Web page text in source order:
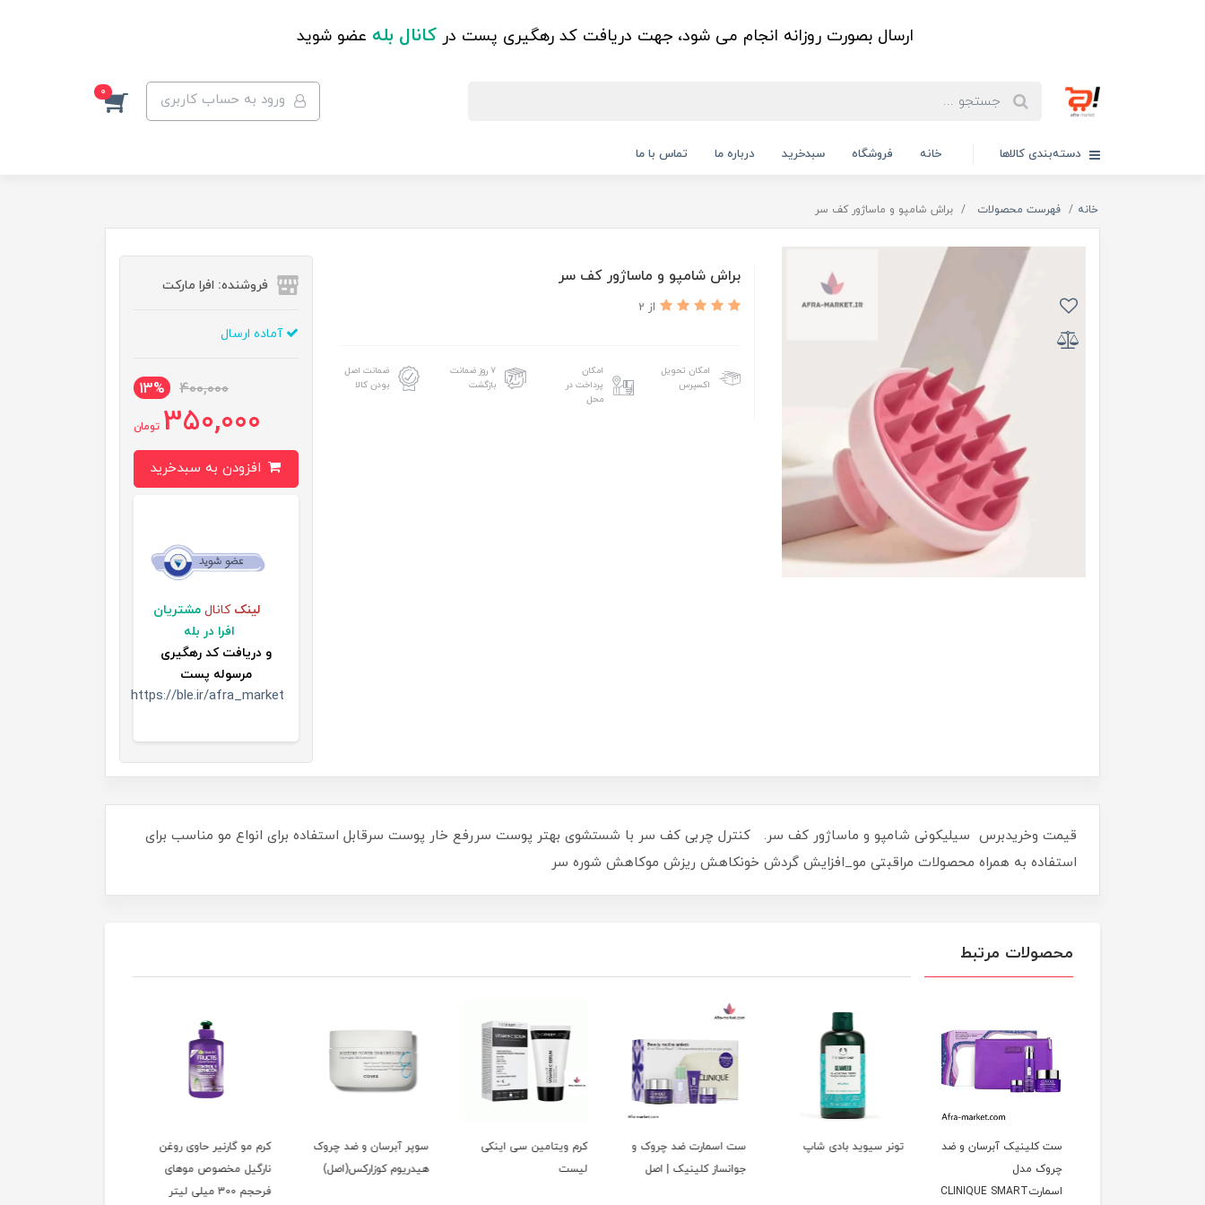
ارسال بصورت روزانه انجام می شود، جهت دریافت کد رهگیری پست در کانال بله عضو شوید
ورود به حساب کاربری 0
دسته‌بندی کالاها خانه فروشگاه سبدخرید درباره ما تماس با ما
خانه فهرست محصولات براش شامپو و ماساژور کف سر
براش شامپو و ماساژور کف سر
از 2
امکان تحویل
اکسپرس
امکان
پرداخت در
محل
۷ روز ضمانت
بازگشت
ضمانت اصل
بودن کالا
فروشنده: افرا مارکت
آماده ارسال
400,000
13%
350,000 تومان
لینک کانال مشتریان
افرا در بله
و دریافت کد رهگیری
مرسوله پست
https://ble.ir/afra_market
قیمت وخریدبرس سیلیکونی شامپو و ماساژور کف سر. کنترل چربی کف سر با شستشوی بهتر پوست سررفع خار پوست سرقابل استفاده برای انواع مو مناسب برای
استفاده به همراه محصولات مراقبتی مو_افزایش گردش خونکاهش ریزش موکاهش شوره سر
محصولات مرتبط
تونر سیوید بادی شاپ
ست اسمارت ضد چروک و
کرم ویتامین سی اینکی
لیست
سوپر آبرسان و ضد چروک
هیدریوم کوزارکس(اصل)
کرم مو گارنیر حاوی روغن
نارگیل مخصوص موهای
شوینده ملایم گوزموز
سیندت اوریاژ حجم
۲۰۰میل | اصل